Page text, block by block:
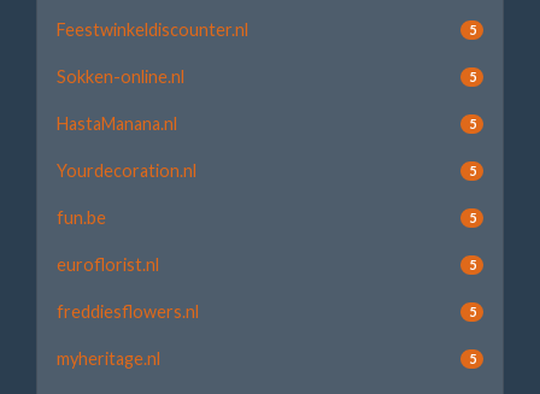
Feestwinkeldiscounter.nl 5
Sokken-online.nl 5
HastaManana.nl 5
Yourdecoration.nl 5
fun.be 5
euroflorist.nl 5
freddiesflowers.nl 5
myheritage.nl 5